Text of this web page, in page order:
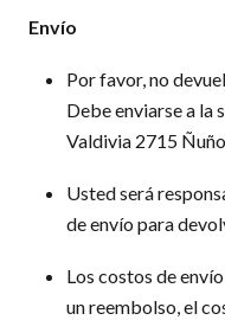
Envío
Por favor, no
Debe enviarse a la
Valdivia 2715
Usted será
de envío para
Los costos de
un reembolso, el